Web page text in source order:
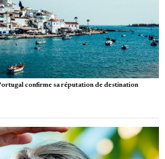
confirme sa réputation de destination